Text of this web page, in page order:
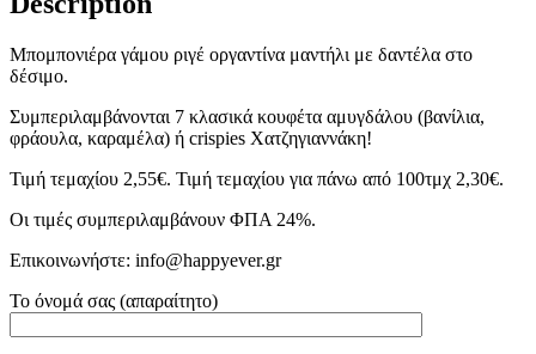
Μπομπονιέρα γάμου ριγέ οργαντίνα μαντήλι με δαντέλα στο
δέσιμο.
Συμπεριλαμβάνονται 7 κλασικά κουφέτα αμυγδάλου (βανίλια,
φράουλα, καραμέλα) ή crispies Χατζηγιαννάκη!
Τιμή τεμαχίου 2,55€. Τιμή τεμαχίου για πάνω από 100τμχ 2,30€.
Οι τιμές συμπεριλαμβάνουν ΦΠΑ 24%.
Επικοινωνήστε: info@happyever.gr
Το όνομά σας (απαραίτητο)